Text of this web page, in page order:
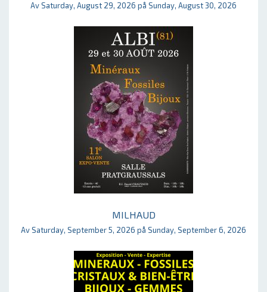
Av Saturday, August 29, 2026 på Sunday, August 30, 2026
MILHAUD
Av Saturday, September 5, 2026 på Sunday, September 6, 2026